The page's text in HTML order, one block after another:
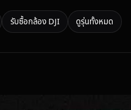
รับซื้อกล้อง DJI ดูรุ่นทั้งหมด